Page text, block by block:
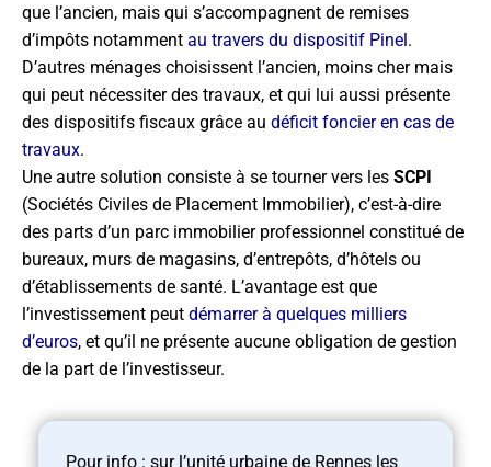
que l’ancien, mais qui s’accompagnent de remises
d’impôts notamment au travers du dispositif Pinel.
D’autres ménages choisissent l’ancien, moins cher mais
qui peut nécessiter des travaux, et qui lui aussi présente
des dispositifs fiscaux grâce au déficit foncier en cas de
travaux.
Une autre solution consiste à se tourner vers les SCPI
(Sociétés Civiles de Placement Immobilier), c’est-à-dire
des parts d’un parc immobilier professionnel constitué de
bureaux, murs de magasins, d’entrepôts, d’hôtels ou
d’établissements de santé. L’avantage est que
l’investissement peut démarrer à quelques milliers
d’euros, et qu’il ne présente aucune obligation de gestion
de la part de l’investisseur.
Pour info : sur l’unité urbaine de Rennes les